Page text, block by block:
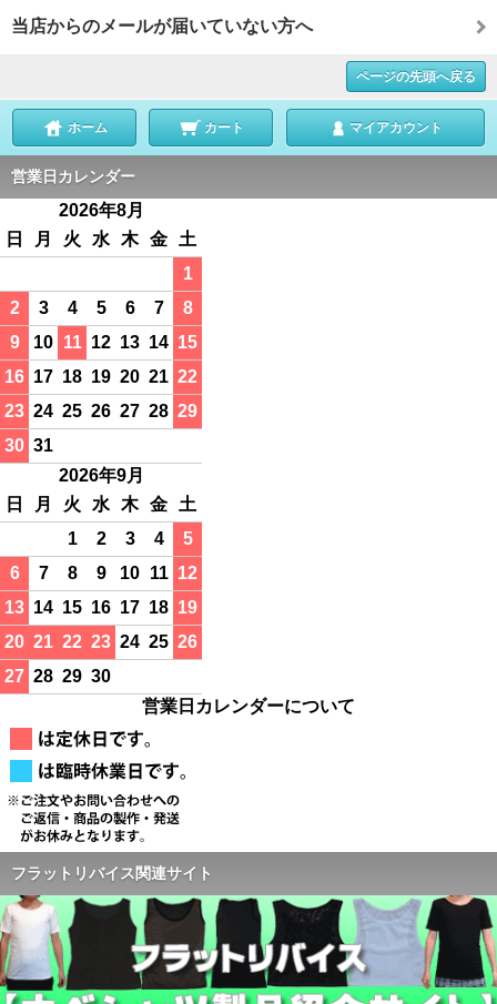
当店からのメールが届いていない方へ
ページの先頭へ戻る
ホーム カート マイアカウント
営業日カレンダー
2026年8月
日
月 火 水 木 金
土
1
2
3 4 5 6 7
8
9
10 11 12 13 14 15
16 17 18 19 20 21 22
23 24 25 26 27 28 29
30 31
2026年9月
日
月 火 水 木 金
土
1
2 3 4
5
6
7 8 9 10 11 12
13 14 15 16 17 18 19
20 21 22 23 24 25 26
27 28 29 30
営業日カレンダーについて
フラットリバイス関連サイト